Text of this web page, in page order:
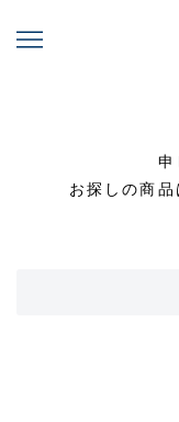
申
お探しの商品